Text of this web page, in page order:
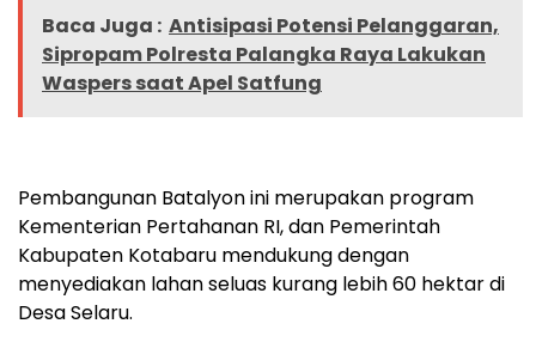
Baca Juga : Antisipasi Potensi Pelanggaran,
Sipropam Polresta Palangka Raya Lakukan
Waspers saat Apel Satfung
Pembangunan Batalyon ini merupakan program
Kementerian Pertahanan RI, dan Pemerintah
Kabupaten Kotabaru mendukung dengan
menyediakan lahan seluas kurang lebih 60 hektar di
Desa Selaru.